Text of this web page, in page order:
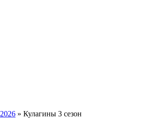
2026 » Кулагины 3 сезон